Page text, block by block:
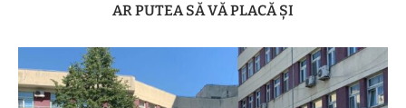
AR PUTEA SĂ VĂ PLACĂ ȘI